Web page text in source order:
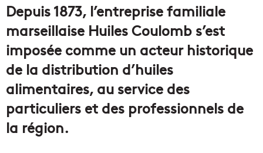
Depuis 1873, l’entreprise familiale
marseillaise Huiles Coulomb s’est
imposée comme un acteur historique
de la distribution d’huiles
alimentaires, au service des
particuliers et des professionnels de
la région.